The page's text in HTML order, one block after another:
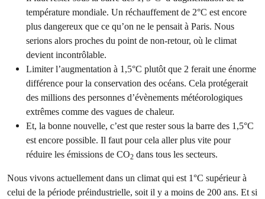
température mondiale. Un réchauffement de 2°C est encore
plus dangereux que ce qu’on ne le pensait à Paris. Nous
serions alors proches du point de non-retour, où le climat
devient incontrôlable.
Limiter l’augmentation à 1,5°C plutôt que 2 ferait une énorme
différence pour la conservation des océans. Cela protégerait
des millions des personnes d’évènements météorologiques
extrêmes comme des vagues de chaleur.
Et, la bonne nouvelle, c’est que rester sous la barre des 1,5°C
est encore possible. Il faut pour cela aller plus vite pour
réduire les émissions de CO2 dans tous les secteurs.
Nous vivons actuellement dans un climat qui est 1°C supérieur à
celui de la période préindustrielle, soit il y a moins de 200 ans. Et si